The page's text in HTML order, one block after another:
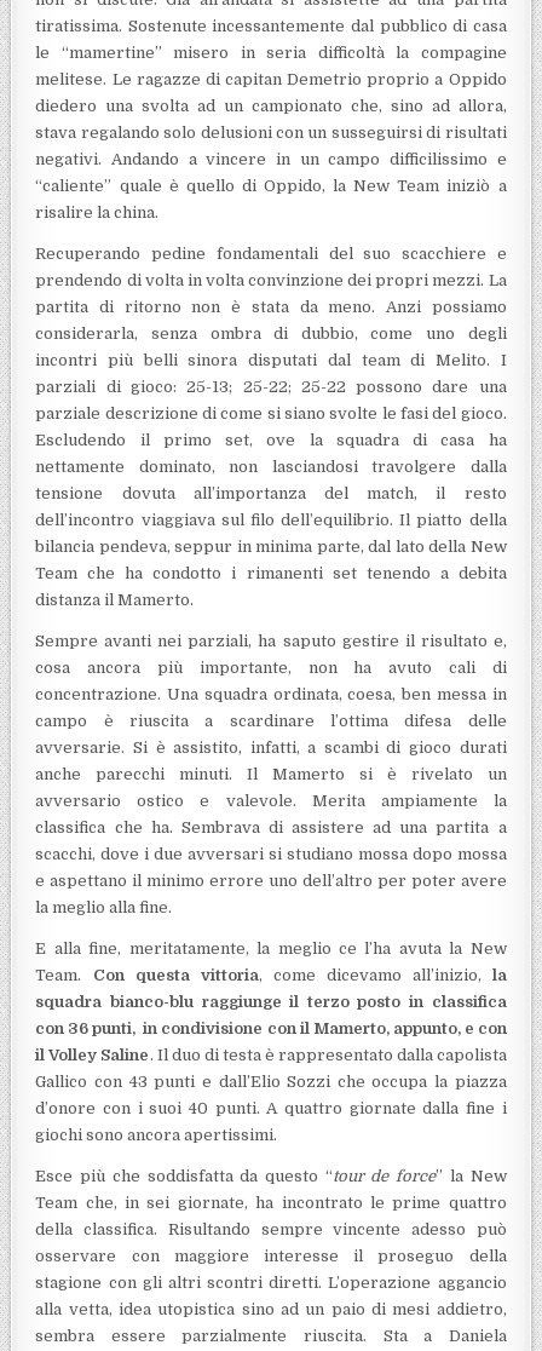
tiratissima. Sostenute incessantemente dal pubblico di casa
le “mamertine” misero in seria difficoltà la compagine
melitese. Le ragazze di capitan Demetrio proprio a Oppido
diedero una svolta ad un campionato che, sino ad allora,
stava regalando solo delusioni con un susseguirsi di risultati
negativi. Andando a vincere in un campo difficilissimo e
“caliente” quale è quello di Oppido, la New Team iniziò a
risalire la china.
Recuperando pedine fondamentali del suo scacchiere e
prendendo di volta in volta convinzione dei propri mezzi. La
partita di ritorno non è stata da meno. Anzi possiamo
considerarla, senza ombra di dubbio, come uno degli
incontri più belli sinora disputati dal team di Melito. I
parziali di gioco: 25-13; 25-22; 25-22 possono dare una
parziale descrizione di come si siano svolte le fasi del gioco.
Escludendo il primo set, ove la squadra di casa ha
nettamente dominato, non lasciandosi travolgere dalla
tensione dovuta all’importanza del match, il resto
dell’incontro viaggiava sul filo dell’equilibrio. Il piatto della
bilancia pendeva, seppur in minima parte, dal lato della New
Team che ha condotto i rimanenti set tenendo a debita
distanza il Mamerto.
Sempre avanti nei parziali, ha saputo gestire il risultato e,
cosa ancora più importante, non ha avuto cali di
concentrazione. Una squadra ordinata, coesa, ben messa in
campo è riuscita a scardinare l’ottima difesa delle
avversarie. Si è assistito, infatti, a scambi di gioco durati
anche parecchi minuti. Il Mamerto si è rivelato un
avversario ostico e valevole. Merita ampiamente la
classifica che ha. Sembrava di assistere ad una partita a
scacchi, dove i due avversari si studiano mossa dopo mossa
e aspettano il minimo errore uno dell’altro per poter avere
la meglio alla fine.
E alla fine, meritatamente, la meglio ce l’ha avuta la New
Team. Con questa vittoria, come dicevamo all’inizio, la
squadra bianco-blu raggiunge il terzo posto in classifica
con 36 punti, in condivisione con il Mamerto, appunto, e con
il Volley Saline . Il duo di testa è rappresentato dalla capolista
Gallico con 43 punti e dall’Elio Sozzi che occupa la piazza
d’onore con i suoi 40 punti. A quattro giornate dalla fine i
giochi sono ancora apertissimi.
Esce più che soddisfatta da questo “tour de force” la New
Team che, in sei giornate, ha incontrato le prime quattro
della classifica. Risultando sempre vincente adesso può
osservare con maggiore interesse il proseguo della
stagione con gli altri scontri diretti. L’operazione aggancio
alla vetta, idea utopistica sino ad un paio di mesi addietro,
sembra essere parzialmente riuscita. Sta a Daniela